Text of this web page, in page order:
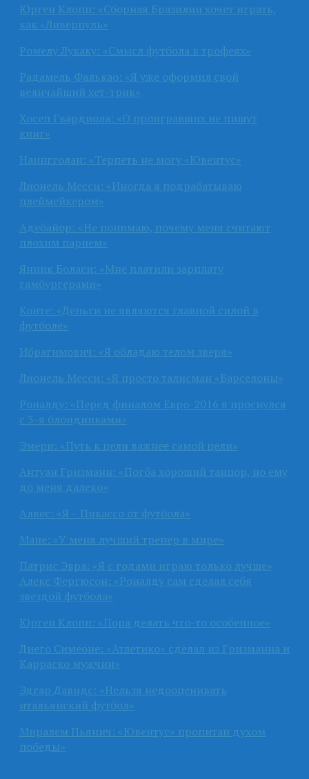
Юрген Клопп: «Сборная Бразилии хочет играть,
как «Ливерпуль»
Ромелу Лукаку: «Смысл футбола в трофеях»
Радамель Фалькао: «Я уже оформил свой
величайший хет-трик»
Хосеп Гвардиола: «О проигравших не пишут
книг»
Наингголан: «Терпеть не могу «Ювентус»
Лионель Месси: «Иногда я подрабатываю
плеймейкером»
Адебайор: «Не понимаю, почему меня считают
плохим парнем»
Янник Боласи: «Мне платили зарплату
гамбургерами»
Конте: «Деньги не являются главной силой в
футболе»
Ибрагимович: «Я обладаю телом зверя»
Лионель Месси: «Я просто талисман «Барселоны»
Роналду: «Перед финалом Евро-2016 я проснулся
с 3-я блондинками»
Эмери: «Путь к цели важнее самой цели»
Антуан Гризманн: «Погба хороший танцор, но ему
до меня далеко»
Алвес: «Я – Пикассо от футбола»
Мане: «У меня лучший тренер в мире»
Патрис Эвра: «Я с годами играю только лучше»
Алекс Фергюсон: «Роналду сам сделал себя
звездой футбола»
Юрген Клопп: «Пора делать что-то особенное»
Диего Симеоне: «Атлетико» сделал из Гризманна и
Карраско мужчин»
Эдгар Давидс: «Нельзя недооценивать
итальянский футбол»
Миралем Пьянич: «Ювентус» пропитан духом
победы»